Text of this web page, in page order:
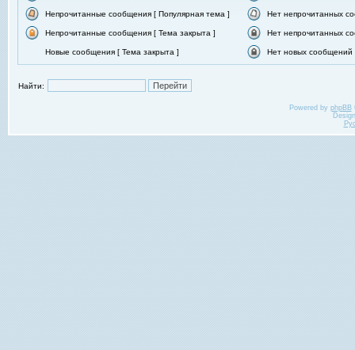
Непрочитанные сообщения [ Популярная тема ] Нет непрочитанных
Непрочитанные сообщения [ Тема закрыта ] Нет непрочитанных
Новые сообщения [ Тема закрыта ] Нет новых сообщений
Найти:
Powered by phpBB